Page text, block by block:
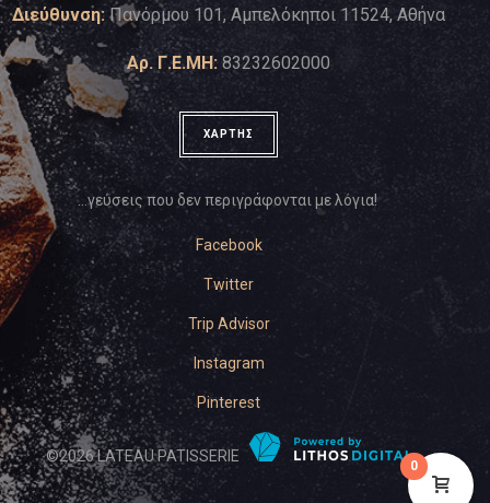
0
Διεύθυνση: Πανόρμου 101, Αμπελόκηποι 11524, Αθήνα
Αρ. Γ.Ε.ΜΗ: 83232602000
ΧΑΡΤΗΣ
…γεύσεις που δεν περιγράφονται με λόγια!
Facebook
Twitter
Trip Advisor
Instagram
Pinterest
©2026LATEAU PATISSERIE